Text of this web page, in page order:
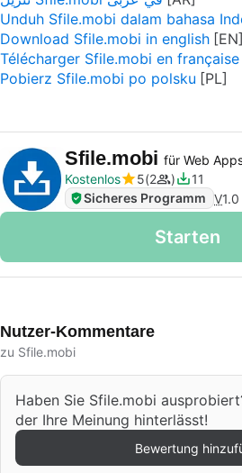
Unduh Sfile.mobi dalam bahasa
Download Sfile.mobi in english
Télécharger Sfile.mobi en française
Pobierz Sfile.mobi po polsku
Sfile.mobi für Web
Kostenlos
5 2
11
Sicheres Programm V1.0
Starten
Nutzer-Kommentare
zu Sfile.mobi
Haben Sie Sfile.mobi
der Ihre Meinung hinterlässt!
Bewertung